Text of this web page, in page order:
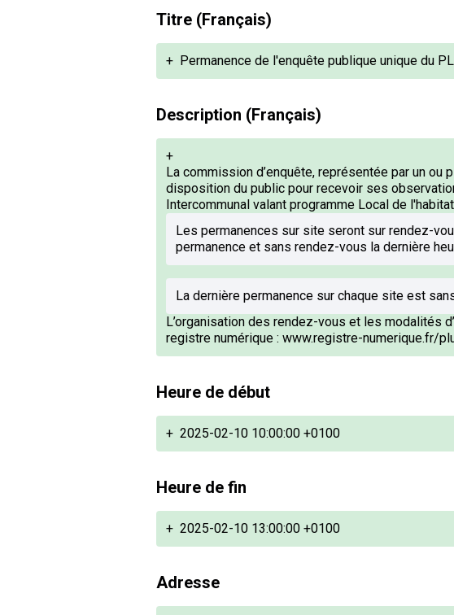
Titre (Français)
+ Permanence de l'enquête publique unique du
Description (Français)
+
La commission d’enquête, représentée par un
disposition du public pour recevoir ses
Intercommunal valant programme Local de
Les permanences sur site seront sur rendez-
permanence et sans rendez-vous la dernière
La dernière permanence sur chaque site est
L’organisation des rendez-vous et les modalités
registre numérique : www.registre-numerique.fr/
Heure de début
+ 2025-02-10 10:00:00 +0100
Heure de fin
+ 2025-02-10 13:00:00 +0100
Adresse